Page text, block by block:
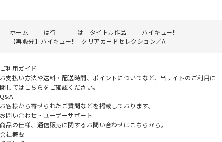
ホーム は行 「は」タイトル作品
ハイキュー!!
【再販分】ハイキュー!! クリアカードセレクション／A
ご利用ガイド
お支払い方法や送料・配送時間、ポイントについてなど、当サイトのご利用に
関してはこちらをご確認ください。
Q&A
お客様から寄せられたご質問などを掲載しております。
お問い合わせ・ユーザーサポート
商品の仕様、通信販売に関するお問い合わせはこちらから。
会社概要